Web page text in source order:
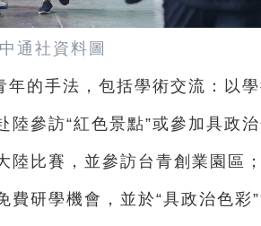
通社資料圖
的手法，包括學術交流：以
參訪“紅色景點”或參加具政
比賽，並參訪台青創業園區；
研學機會，並於“具政治色彩